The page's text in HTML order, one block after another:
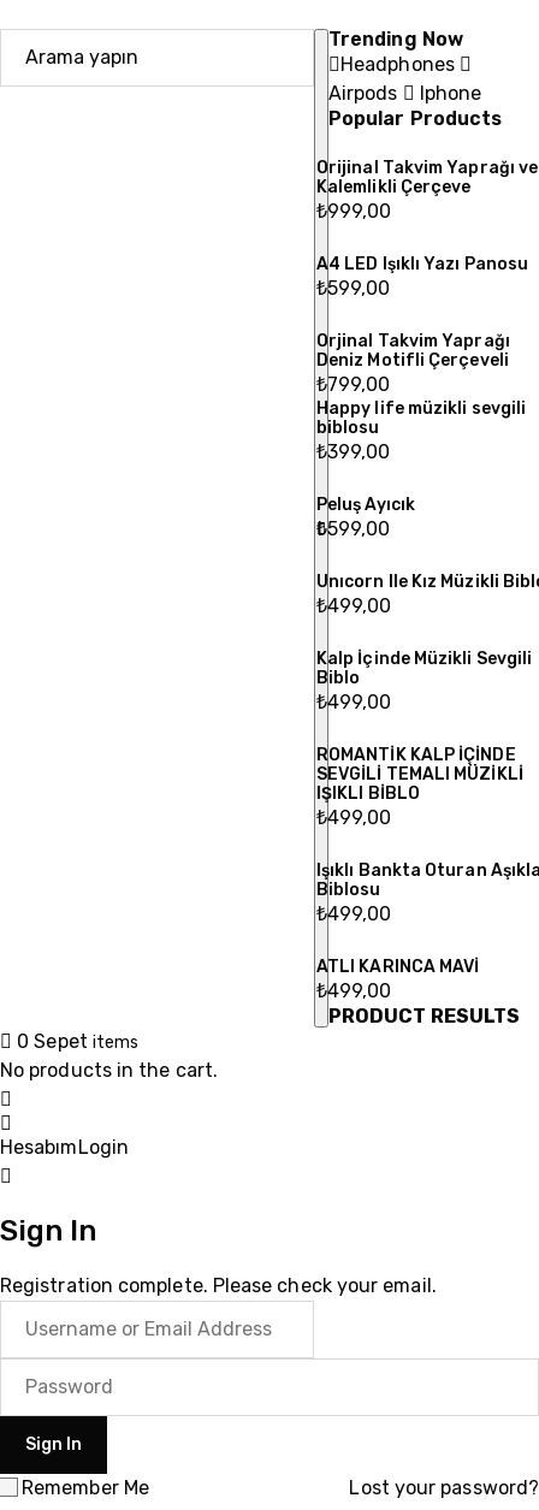
Trending Now
Headphones
Airpods
Iphone
Popular Products
Orijinal Takvim Yaprağı ve
Kalemlikli Çerçeve
₺999,00
A4 LED Işıklı Yazı Panosu
₺599,00
Orjinal Takvim Yaprağı
Deniz Motifli Çerçeveli
₺799,00
Happy life müzikli sevgili
biblosu
₺399,00
Peluş Ayıcık
₺599,00
Unıcorn Ile Kız Müzikli
₺499,00
Kalp İçinde Müzikli Sevgili
Biblo
₺499,00
ROMANTİK KALP İÇİNDE
SEVGİLİ TEMALI MÜZİKLİ
IŞIKLI BİBLO
₺499,00
Işıklı Bankta Oturan
Biblosu
₺499,00
ATLI KARINCA MAVİ
₺499,00
PRODUCT RESULTS
0 Sepet items
No products in the cart.
HesabımLogin
Sign In
Registration complete. Please check your email.
Remember Me Lost your password?